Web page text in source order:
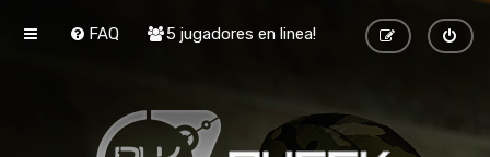
FAQ 5 jugadores en linea!